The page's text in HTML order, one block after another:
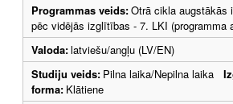
Programmas veids:Otrā cikla augstākās
pēc vidējās izglītības - 7. LKI (programma
Valoda:latviešu/angļu (LV/EN)
Studiju veids: Pilna laika/Nepilna laika
forma: Klātiene